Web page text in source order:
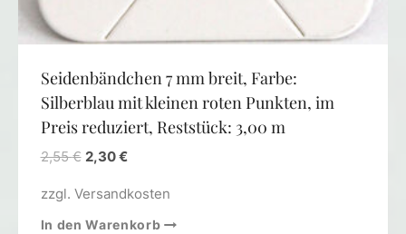
Seidenbändchen 7 mm breit, Farbe:
Silberblau mit kleinen roten Punkten, im
Preis reduziert, Reststück: 3,00 m
2,55€ 2,30€
zzgl. Versandkosten
In den Warenkorb